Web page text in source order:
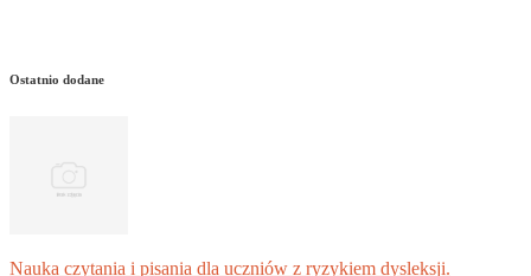
Ostatnio dodane
Nauka czytania i pisania dla uczniów z ryzykiem dysleksji.